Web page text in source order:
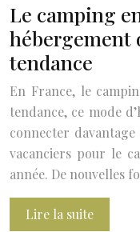
Le camping
hébergement
tendance
En France, le
tendance, ce mode
connecter davantage
vacanciers pour le
année. De nouvelles
Lire la suite